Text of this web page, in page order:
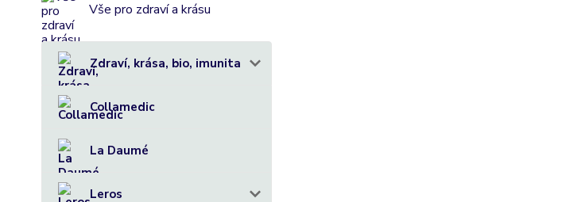
Vše pro zdraví a krásu
Zdraví, krása, bio, imunita
Collamedic
La Daumé
Leros